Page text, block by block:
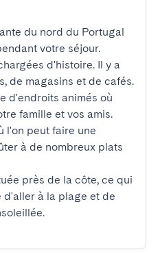
du nord du Portugal
votre séjour.
d'histoire. Il y a
de magasins et de cafés.
d'endroits animés où
famille et vos amis.
l'on peut faire une
à de nombreux plats
près de la côte, ce qui
à la plage et de